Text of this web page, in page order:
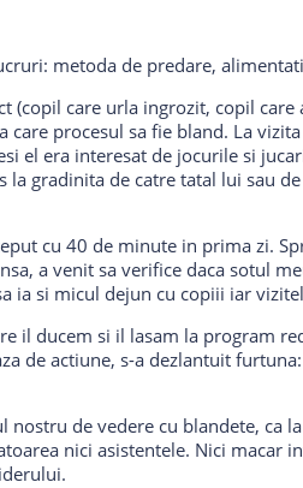
metoda de predare,
care urla ingrozit, copil
procesul sa fie bland. La
era interesat de jocurile si
gradinita de catre tatal lui sau
cu 40 de minute in prima zi.
a venit sa verifice daca sotul
ia si micul dejun cu copiii iar
il ducem si il lasam la program
de actiune, s-a dezlantuit
de vedere cu blandete, ca
nici asistentele. Nici macar